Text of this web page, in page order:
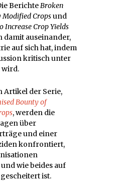
BerichteBroken
Modified Cropsund
Increase Crop Yields
damit auseinander,
auf sich hat, indem
kritisch unter
wird.
Artikel der Serie,
Bounty of
, werden die
über
und einer
konfrontiert,
wie beides auf
ist.